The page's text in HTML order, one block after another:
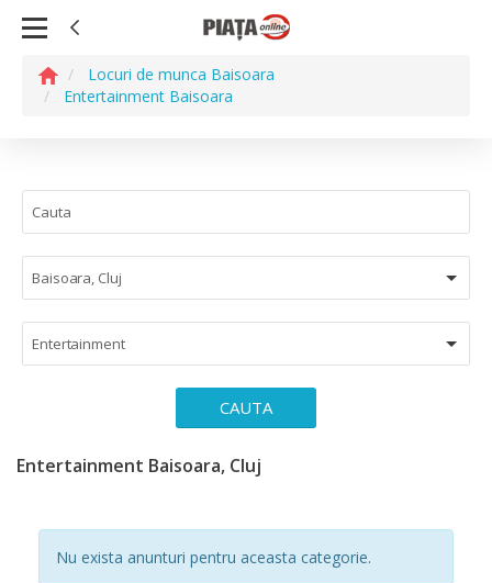
Locuri de munca Baisoara
Entertainment Baisoara
Baisoara, Cluj
Entertainment
CAUTA
Entertainment Baisoara, Cluj
Nu exista anunturi pentru aceasta categorie.